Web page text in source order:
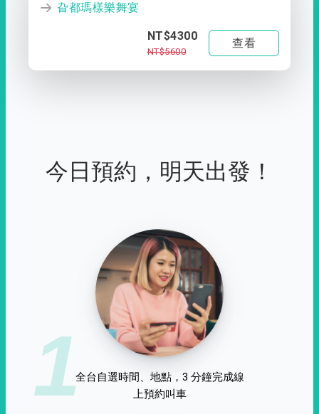
旮都瑪樣樂舞宴
NT$4300
NT$5600
查看
今日預約，明天出發！
1全台自選時間、地點，3 分鐘完成線
上預約叫車